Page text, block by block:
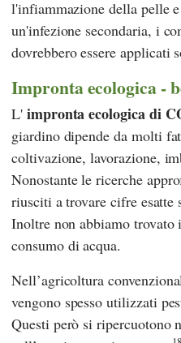
l'infiammazione della pelle
un'infezione secondaria, i
dovrebbero essere applicati
Impronta ecologica -
L' impronta ecologica di
giardino dipende da molti
coltivazione, lavorazione,
Nonostante le ricerche
riusciti a trovare cifre
Inoltre non abbiamo trovato
consumo di acqua.
Nell’agricoltura
vengono spesso utilizzati
Questi però si ripercuotono